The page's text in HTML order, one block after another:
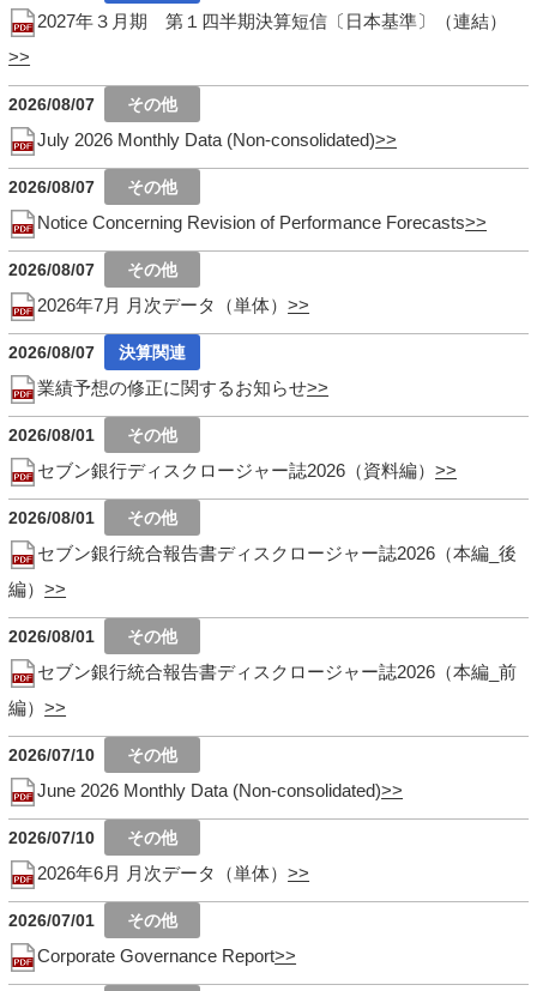
2027年３月期 第１四半期決算短信〔日本基準〕（連結）
2026/08/07
July 2026 Monthly Data (Non-consolidated)
2026/08/07
Notice Concerning Revision of Performance Forecasts
2026/08/07
2026年7月 月次データ（単体）
2026/08/07
業績予想の修正に関するお知らせ
2026/08/01
セブン銀行ディスクロージャー誌2026（資料編）
2026/08/01
セブン銀行統合報告書ディスクロージャー誌2026（本編_後
編）
2026/08/01
セブン銀行統合報告書ディスクロージャー誌2026（本編_前
編）
2026/07/10
June 2026 Monthly Data (Non-consolidated)
2026/07/10
2026年6月 月次データ（単体）
2026/07/01
Corporate Governance Report